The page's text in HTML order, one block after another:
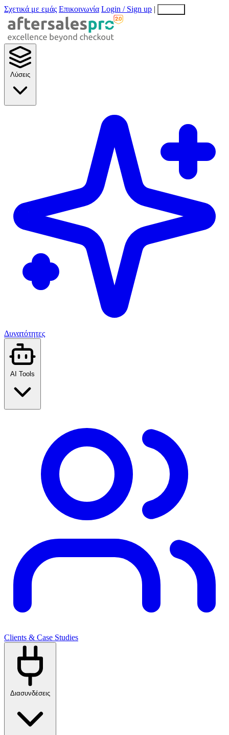
Σχετικά με εμάς Επικοινωνία Login / Sign up |
Λύσεις
Δυνατότητες
AI Tools
Clients & Case Studies
Διασυνδέσεις